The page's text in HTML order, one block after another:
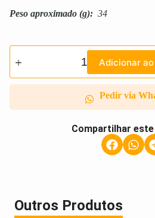
Peso aproximado (g): 34
Adicionar
Pedir via
Compartilhar
Outros Produtos